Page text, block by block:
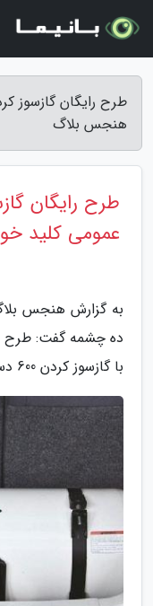
طرح رایگان گازسوز
هنجس بلاگ
طرح رایگان
عمومی کلید
به گزارش هنجس
ده چشمه گفت: طرح
با گازسوز کردن 600 دستگاه وانت بار کلید خورده است.